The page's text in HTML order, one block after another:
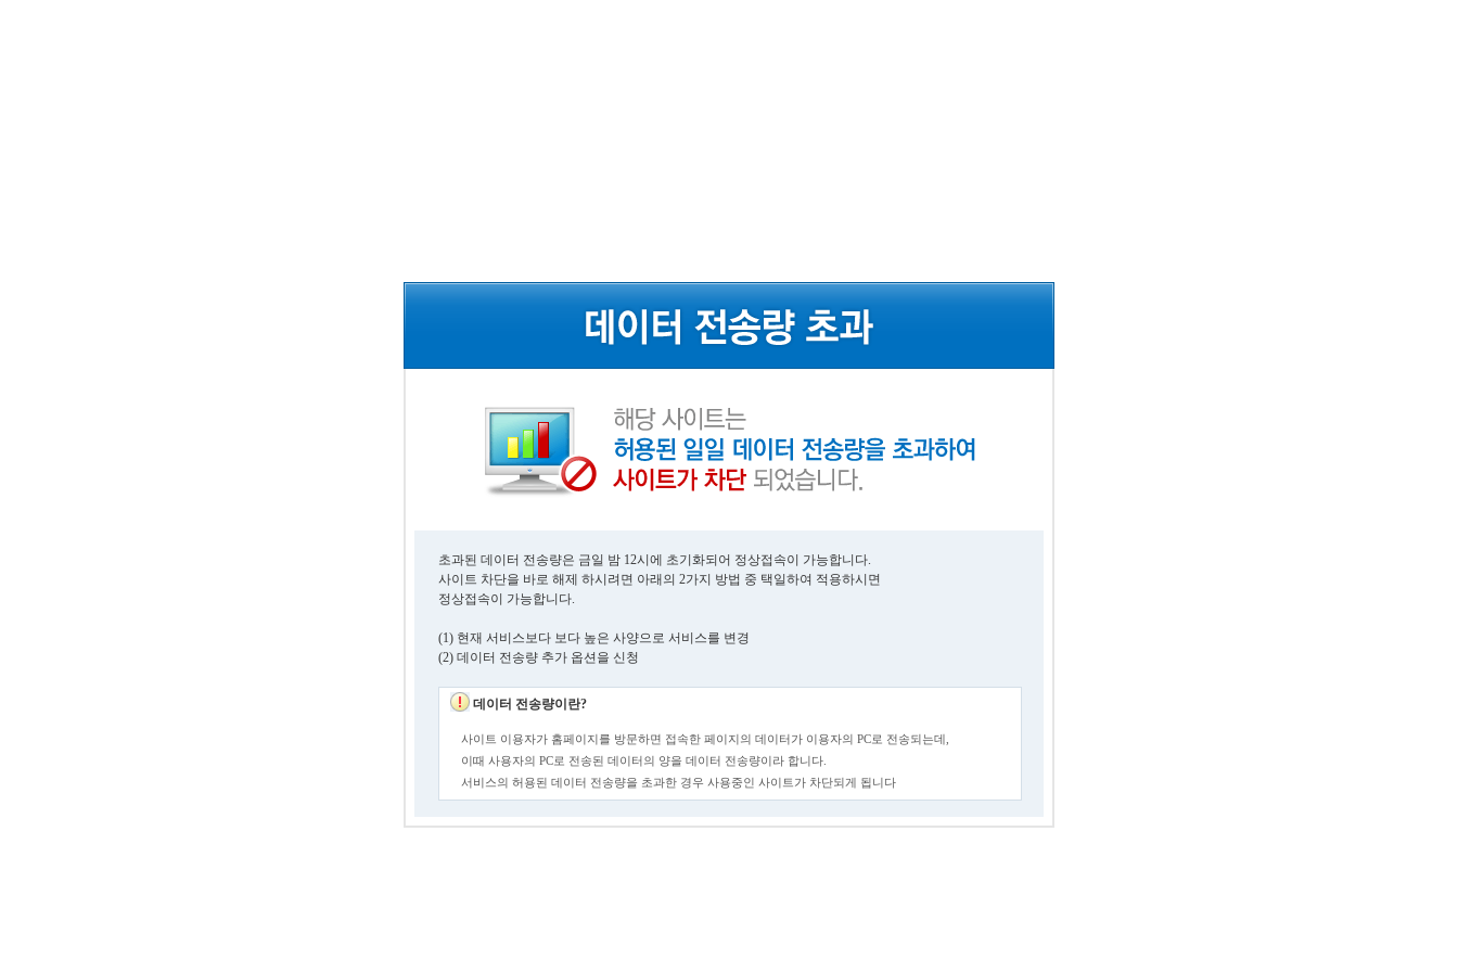
초과된 데이터 전송량은 금일 밤 12시에 초기화되어 정상접속이 가능합니다.
사이트 차단을 바로 해제 하시려면 아래의 2가지 방법 중 택일하여 적용하시면
정상접속이 가능합니다.
(1) 현재 서비스보다 보다 높은 사양으로 서비스를 변경
(2) 데이터 전송량 추가 옵션을 신청
데이터 전송량이란?
사이트 이용자가 홈페이지를 방문하면 접속한 페이지의 데이터가 이용자의 PC로 전송되는데,
이때 사용자의 PC로 전송된 데이터의 양을 데이터 전송량이라 합니다.
서비스의 허용된 데이터 전송량을 초과한 경우 사용중인 사이트가 차단되게 됩니다